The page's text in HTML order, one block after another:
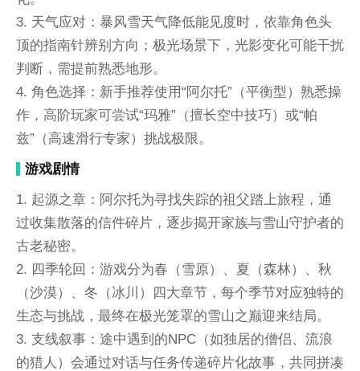
3. 天气应对：暴风雪天气降低能见度时，依靠角色头
顶的指南针辨别方向；极光场景下，光影变化可能干扰
判断，需提前熟悉地形。
4. 角色选择：新手推荐使用“阿尔托”（平衡型）熟悉操
作，高阶玩家可尝试“玛雅”（擅长空中技巧）或“帕
兹”（高速滑行专家）挑战极限。
游戏剧情
1. 起源之章：阿尔托为寻找失踪的祖父踏上旅程，通
过收集散落的信件碎片，逐步揭开家族与雪山守护者的
古老秘密。
2. 四季轮回：游戏分为春（雪原）、夏（森林）、秋
（沙漠）、冬（冰川）四大章节，每个季节对应独特的
生态与挑战，最终在极光笼罩的雪山之巅迎来结局。
3. 支线叙事：途中遇到的NPC（如独居的僧侣、流浪
的猎人）会通过对话与任务传递碎片化故事，共同拼凑